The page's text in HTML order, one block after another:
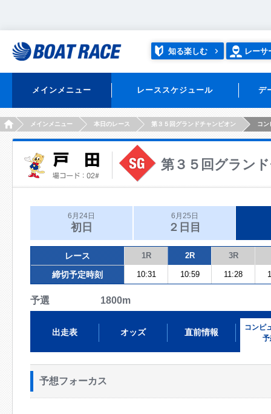
知る楽しむ レーサ
メインメニュー レーススケジュール デ
HOMEメインメニュー 本日のレース 第３５回グランドチャンピオン コン
第３５回グラン
6月24日
初日
6月25日
２日目
レース 1R 2R 3R
締切予定時刻 10:31 10:59 11:28
予選 1800m
出走表 オッズ 直前情報
コンピ
予
予想フォーカス